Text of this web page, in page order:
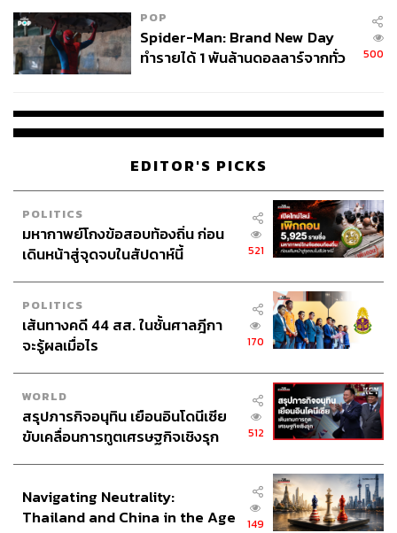
POP
Spider-Man: Brand New Day
ทำรายได้ 1 พันล้านดอลลาร์จากทั่ว
500
EDITOR'S PICKS
POLITICS
มหากาพย์โกงข้อสอบท้องถิ่น ก่อน
เดินหน้าสู่จุดจบในสัปดาห์นี้
521
POLITICS
เส้นทางคดี 44 สส. ในชั้นศาลฎีกา
จะรู้ผลเมื่อไร
170
WORLD
สรุปภารกิจอนุทิน เยือนอินโดนีเซีย
ขับเคลื่อนการทูตเศรษฐกิจเชิงรุก
512
Navigating Neutrality:
Thailand and China in the Age
149